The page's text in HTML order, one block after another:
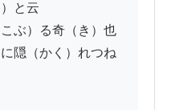
と云
ぶ）る奇（き）也
隠（かく）れつね